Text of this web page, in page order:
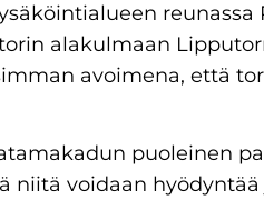
reunassa
alakulmaan
avoimena, että
puoleinen
niitä voidaan